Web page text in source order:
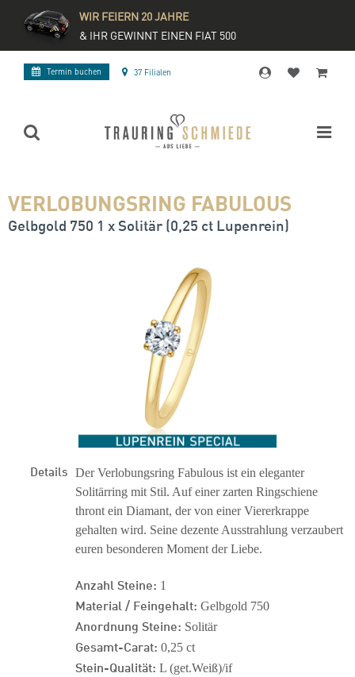
WIR FEIERN 20 JAHRE
& IHR GEWINNT EINEN FIAT 500
Termin buchen 37 Filialen
VERLOBUNGSRING FABULOUS
Gelbgold 750 1 x Solitär (0,25 ct Lupenrein)
Details Der Verlobungsring Fabulous ist ein eleganter
Solitärring mit Stil. Auf einer zarten Ringschiene
thront ein Diamant, der von einer Viererkrappe
gehalten wird. Seine dezente Ausstrahlung verzaubert
euren besonderen Moment der Liebe.
Anzahl Steine: 1
Material / Feingehalt: Gelbgold 750
Anordnung Steine: Solitär
Gesamt-Carat: 0,25 ct
Stein-Qualität: L (get.Weiß)/if